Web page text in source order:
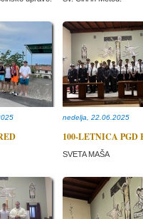
nedelja, 22.06.2025
100-LETNICA PGD
SVETA MAŠA